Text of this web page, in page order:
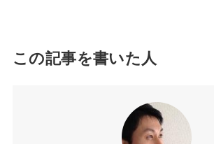
この記事を書いた人